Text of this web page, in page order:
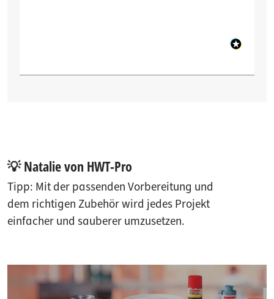
💡 Natalie von HWT-Pro
Tipp: Mit der passenden Vorbereitung und
dem richtigen Zubehör wird jedes Projekt
einfacher und sauberer umzusetzen.